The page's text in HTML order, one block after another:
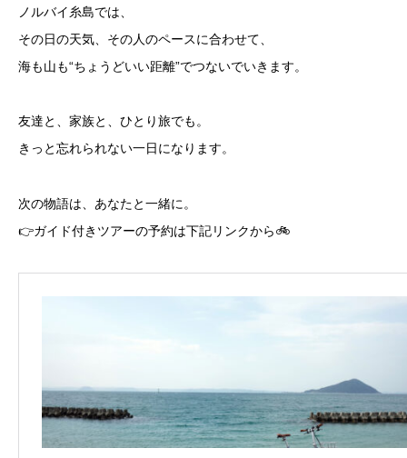
ノルバイ糸島では、
その日の天気、その人のペースに合わせて、
海も山も“ちょうどいい距離”でつないでいきます。
友達と、家族と、ひとり旅でも。
きっと忘れられない一日になります。
次の物語は、あなたと一緒に。
👉ガイド付きツアーの予約は下記リンクから🚲